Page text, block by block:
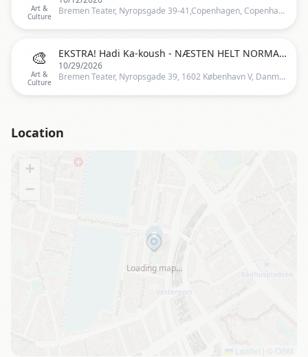
Art &
Culture
Bremen Teater, Nyropsgade 39-41,Copenhagen, Copenhagen
🎨
Art &
Culture
EKSTRA! Hadi Ka-koush - NÆSTEN HELT NORMAL - København, Bremen Teater
10/29/2026
Bremen Teater, Nyropsgade 39, 1602 København V, Danmark, Copenhagen
Location
Loading map…
+
−
Leaflet OSM